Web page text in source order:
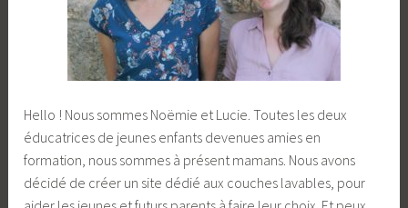
Hello ! Nous sommes Noëmie et Lucie. Toutes les deux
éducatrices de jeunes enfants devenues amies en
formation, nous sommes à présent mamans. Nous avons
décidé de créer un site dédié aux couches lavables, pour